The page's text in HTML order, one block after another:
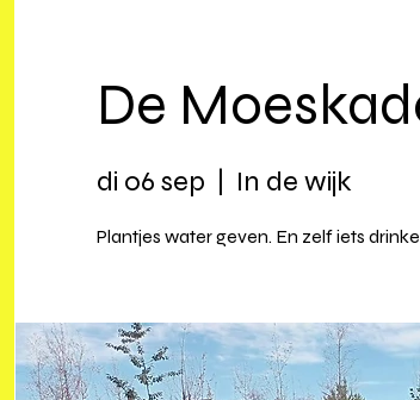
De
di 06 sep In de wijk
Plantjes water geven. En zelf iets